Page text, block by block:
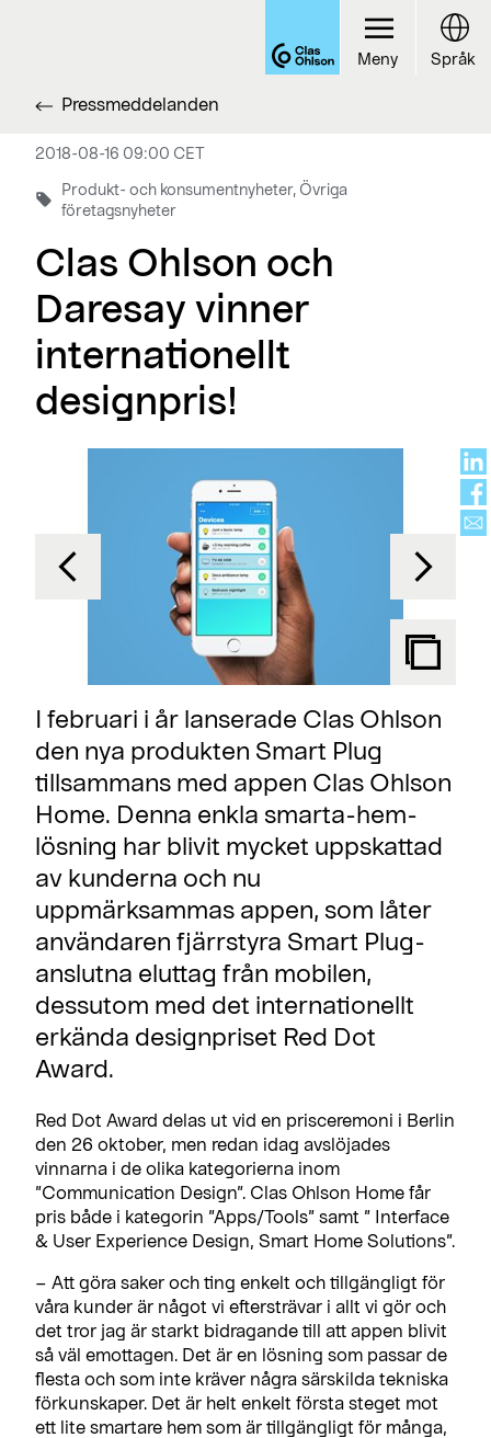
Pressmeddelanden
2018-08-16 09:00 CET
Produkt- och konsumentnyheter, Övriga
företagsnyheter
Clas Ohlson och
Daresay vinner
internationellt
designpris!
I februari i år lanserade Clas Ohlson
den nya produkten Smart Plug
tillsammans med appen Clas Ohlson
Home. Denna enkla smarta-hem-
lösning har blivit mycket uppskattad
av kunderna och nu
uppmärksammas appen, som låter
användaren fjärrstyra Smart Plug-
anslutna eluttag från mobilen,
dessutom med det internationellt
erkända designpriset Red Dot
Award.
Red Dot Award delas ut vid en prisceremoni i Berlin
den 26 oktober, men redan idag avslöjades
vinnarna i de olika kategorierna inom
”Communication Design”. Clas Ohlson Home får
pris både i kategorin ”Apps/Tools” samt ” Interface
& User Experience Design, Smart Home Solutions”.
– Att göra saker och ting enkelt och tillgängligt för
våra kunder är något vi eftersträvar i allt vi gör och
det tror jag är starkt bidragande till att appen blivit
så väl emottagen. Det är en lösning som passar de
flesta och som inte kräver några särskilda tekniska
förkunskaper. Det är helt enkelt första steget mot
ett lite smartare hem som är tillgängligt för många,
Meny Språk